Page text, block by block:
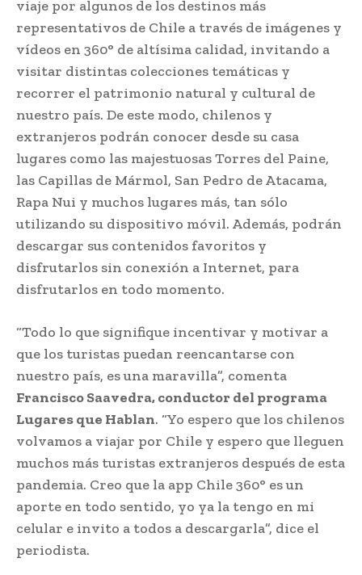
viaje por algunos de los destinos más
representativos de Chile a través de imágenes y
vídeos en 360° de altísima calidad, invitando a
visitar distintas colecciones temáticas y
recorrer el patrimonio natural y cultural de
nuestro país. De este modo, chilenos y
extranjeros podrán conocer desde su casa
lugares como las majestuosas Torres del Paine,
las Capillas de Mármol, San Pedro de Atacama,
Rapa Nui y muchos lugares más, tan sólo
utilizando su dispositivo móvil. Además, podrán
descargar sus contenidos favoritos y
disfrutarlos sin conexión a Internet, para
disfrutarlos en todo momento.
“Todo lo que signifique incentivar y motivar a
que los turistas puedan reencantarse con
nuestro país, es una maravilla”, comenta
Francisco Saavedra, conductor del programa
Lugares que Hablan. “Yo espero que los chilenos
volvamos a viajar por Chile y espero que lleguen
muchos más turistas extranjeros después de esta
pandemia. Creo que la app Chile 360° es un
aporte en todo sentido, yo ya la tengo en mi
celular e invito a todos a descargarla”, dice el
periodista.